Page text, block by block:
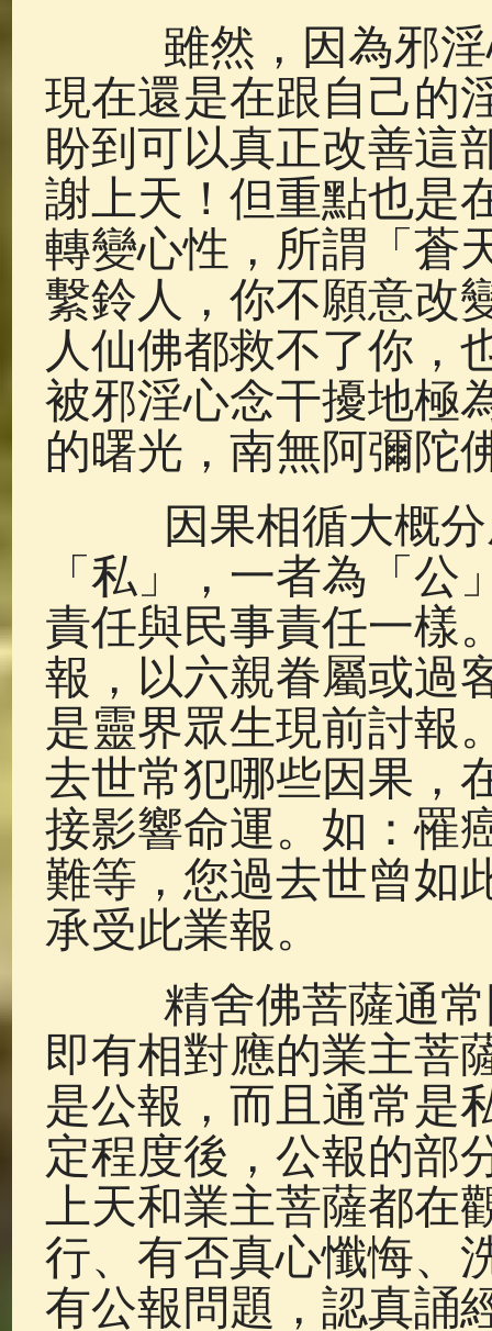
雖然，因為邪淫
現在還是在跟自己的
盼到可以真正改善這
謝上天！但重點也是
轉變心性，所謂「蒼
繫鈴人，你不願意改
人仙佛都救不了你，
被邪淫心念干擾地極
的曙光，南無阿彌陀
因果相循大概分
「私」，一者為「
責任與民事責任一樣
報，以六親眷屬或過
是靈界眾生現前討報
去世常犯哪些因果，
接影響命運。如：罹
難等，您過去世曾如
承受此業報。
精舍佛菩薩通常
即有相對應的業主菩
是公報，而且通常是
定程度後，公報的部
上天和業主菩薩都
行、有否真心懺悔、
有公報問題，認真誦